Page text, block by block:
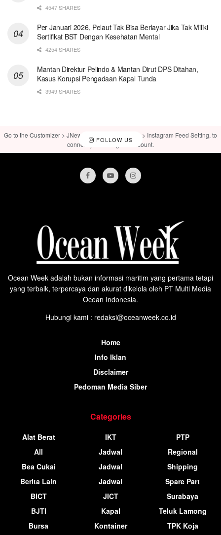
4547 SHARES
Per Januari 2026, Pelaut Tak Bisa Berlayar Jika Tak Miliki
Sertifikat BST Dengan Kesehatan Mental
4254 SHARES
Mantan Direktur Pelindo & Mantan Dirut DPS Ditahan,
Kasus Korupsi Pengadaan Kapal Tunda
3949 SHARES
FOLLOW US
Go to the Customizer > JNews : Social, Like & View > Instagram Feed Setting, to
connect your Instagram account.
Ocean Week adalah bukan informasi maritim yang pertama tetapi
yang terbaik, terpercaya dan akurat dikelola oleh PT Multi Media
Ocean Indonesia.
Hubungi kami : redaksi@oceanweek.co.id
Home
Info Iklan
Disclaimer
Pedoman Media Siber
Categories
Alat Berat
All
Bea Cukai
Berita Lain
BICT
BJTI
Bursa
IKT
Jadwal
Jadwal
Jadwal
JICT
Kapal
Kontainer
PTP
Regional
Shipping
Spare Part
Surabaya
Teluk Lamong
TPK Koja